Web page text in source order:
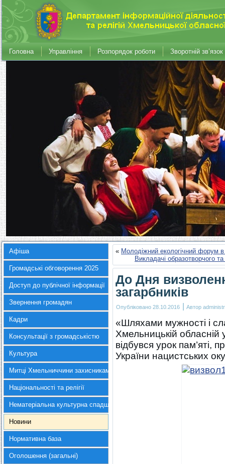
Головна Управління Розпорядок роботи Зворотній зв’язок
Афіша
Громадські обговорення 2025
Доступ до публічної інформації
Звернення громадян
Кадри
Консультації з громадськістю
Культура
Митці Хмельниччини захисникам України
Національності та релігії
Нематеріальна культурна спадщина
Новини
Нормативна база
Оголошення (загальні)
« Молодіжний екологічний форум в
Викладачі образотворчого
До Дня
загарбників
Опубліковано 28.10.2016 | Автор
«Шляхами мужності і
Хмельницькій обласній
відбувся урок пам’яті,
України нацистських